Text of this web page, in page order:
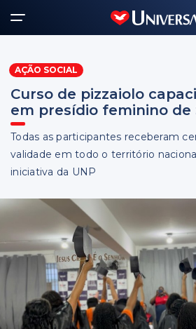
AÇÃO SOCIAL
Curso de pizzaiolo
em presídio feminino de
Todas as participantes receberam
validade em todo o território
iniciativa da UNP